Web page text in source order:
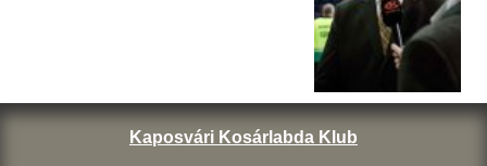
Kaposvári Kosárlabda Klub